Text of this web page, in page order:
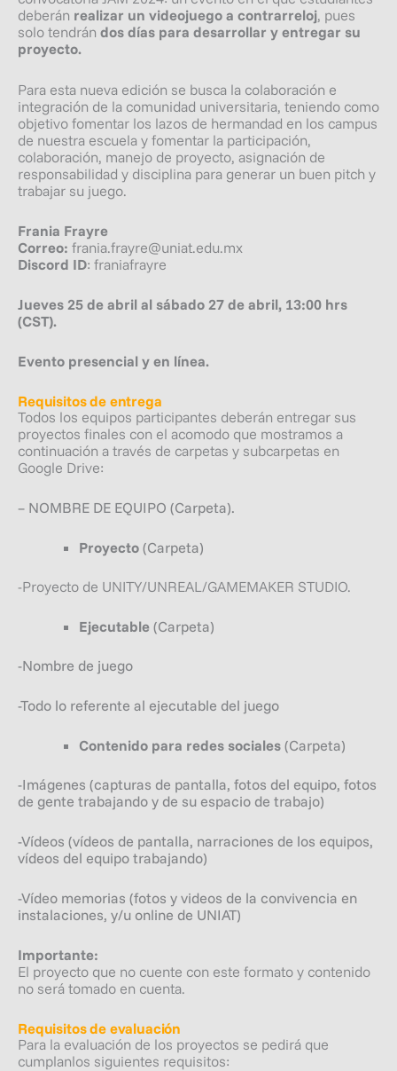
deberán realizar un videojuego a contrarreloj, pues
solo tendrán dos días para desarrollar y entregar su
proyecto.
Para esta nueva edición se busca la colaboración e
integración de la comunidad universitaria, teniendo como
objetivo fomentar los lazos de hermandad en los campus
de nuestra escuela y fomentar la participación,
colaboración, manejo de proyecto, asignación de
responsabilidad y disciplina para generar un buen pitch y
trabajar su juego.
Frania Frayre
Correo: frania.frayre@uniat.edu.mx
Discord ID: franiafrayre
Jueves 25 de abril al sábado 27 de abril, 13:00 hrs
(CST).
Evento presencial y en línea.
Requisitos de entrega
Todos los equipos participantes deberán entregar sus
proyectos finales con el acomodo que mostramos a
continuación a través de carpetas y subcarpetas en
Google Drive:
– NOMBRE DE EQUIPO (Carpeta).
Proyecto(Carpeta)
-Proyecto de UNITY/UNREAL/GAMEMAKER STUDIO.
Ejecutable(Carpeta)
-Nombre de juego
-Todo lo referente al ejecutable del juego
Contenido para redes sociales (Carpeta)
-Imágenes (capturas de pantalla, fotos del equipo, fotos
de gente trabajando y de su espacio de trabajo)
-Vídeos (vídeos de pantalla, narraciones de los equipos,
vídeos del equipo trabajando)
-Vídeo memorias (fotos y videos de la convivencia en
instalaciones, y/u online de UNIAT)
Importante:
El proyecto que no cuente con este formato y contenido
no será tomado en cuenta.
Requisitos de evaluación
Para la evaluación de los proyectos se pedirá que
cumplanlos siguientes requisitos: